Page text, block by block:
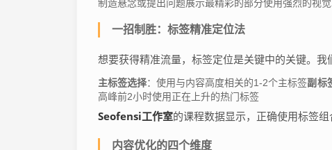
制造悬念或提出问题展示最精彩的部分使用强烈的视
一招制胜：标签精准定位法
想要获得精准流量，标签定位是关键中的关键。我
主标签选择：使用与内容高度相关的1-2个主标签副标
高峰前2小时使用正在上升的热门标签
Seofensi工作室的课程数据显示，正确使用标签组
内容优化的四个维度